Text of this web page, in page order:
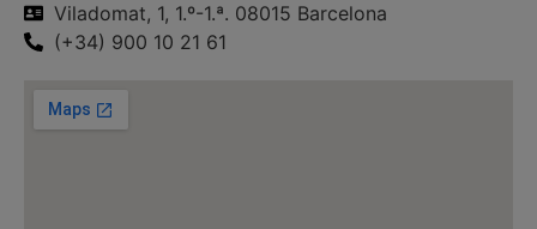
Viladomat, 1, 1.º-1.ª. 08015 Barcelona
(+34) 900 10 21 61